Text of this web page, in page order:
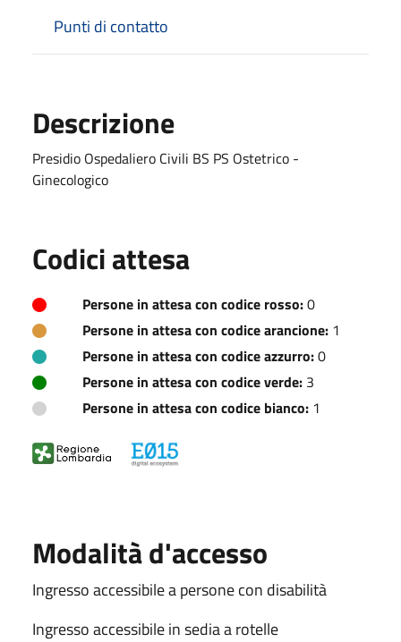
Punti di contatto
Descrizione
Presidio Ospedaliero Civili BS PS Ostetrico -
Ginecologico
Codici attesa
Persone in attesa con codice rosso:0
Persone in attesa con codice arancione: 1
Persone in attesa con codice azzurro:0
Persone in attesa con codice verde: 3
Persone in attesa con codice bianco: 1
Modalità d'accesso
Ingresso accessibile a persone con disabilità
Ingresso accessibile in sedia a rotelle